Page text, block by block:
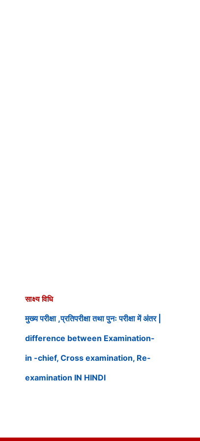
साक्ष्य विधि
मुख्य परीक्षा ,प्रतिपरीक्षा तथा पुनः परीक्षा में अंतर |
difference between Examination-
in -chief, Cross examination, Re-
examination IN HINDI